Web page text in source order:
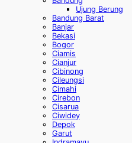
Ujung Berung
Bandung Barat
Banjar
Bekasi
Bogor
Ciamis
Cianjur
Cibinong
Cileungsi
Cimahi
Cirebon
Cisarua
Ciwidey
Depok
Garut